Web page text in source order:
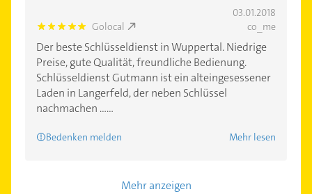
03.01.2018
5.0 Golocal co_me
Der beste Schlüsseldienst in Wuppertal. Niedrige
Preise, gute Qualität, freundliche Bedienung.
Schlüsseldienst Gutmann ist ein alteingesessener
Laden in Langerfeld, der neben Schlüssel
nachmachen ......
Bedenken melden Mehr lesen
Mehr anzeigen